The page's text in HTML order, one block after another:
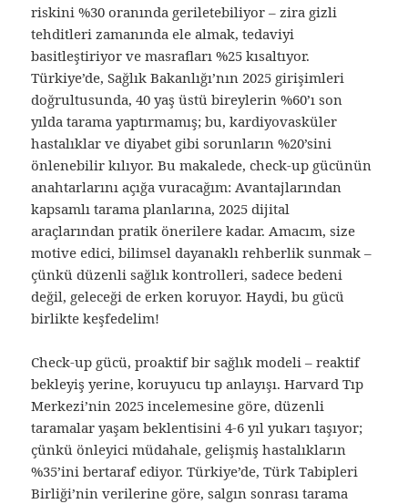
riskini %30 oranında geriletebiliyor – zira gizli
tehditleri zamanında ele almak, tedaviyi
basitleştiriyor ve masrafları %25 kısaltıyor.
Türkiye’de, Sağlık Bakanlığı’nın 2025 girişimleri
doğrultusunda, 40 yaş üstü bireylerin %60’ı son
yılda tarama yaptırmamış; bu, kardiyovasküler
hastalıklar ve diyabet gibi sorunların %20’sini
önlenebilir kılıyor. Bu makalede, check-up gücünün
anahtarlarını açığa vuracağım: Avantajlarından
kapsamlı tarama planlarına, 2025 dijital
araçlarından pratik önerilere kadar. Amacım, size
motive edici, bilimsel dayanaklı rehberlik sunmak –
çünkü düzenli sağlık kontrolleri, sadece bedeni
değil, geleceği de erken koruyor. Haydi, bu gücü
birlikte keşfedelim!
Check-up gücü, proaktif bir sağlık modeli – reaktif
bekleyiş yerine, koruyucu tıp anlayışı. Harvard Tıp
Merkezi’nin 2025 incelemesine göre, düzenli
taramalar yaşam beklentisini 4-6 yıl yukarı taşıyor;
çünkü önleyici müdahale, gelişmiş hastalıkların
%35’ini bertaraf ediyor. Türkiye’de, Türk Tabipleri
Birliği’nin verilerine göre, salgın sonrası tarama